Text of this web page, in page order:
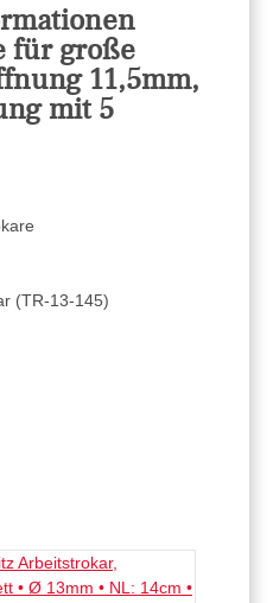
für große
11,5mm,
mit 5
(TR-13-145)